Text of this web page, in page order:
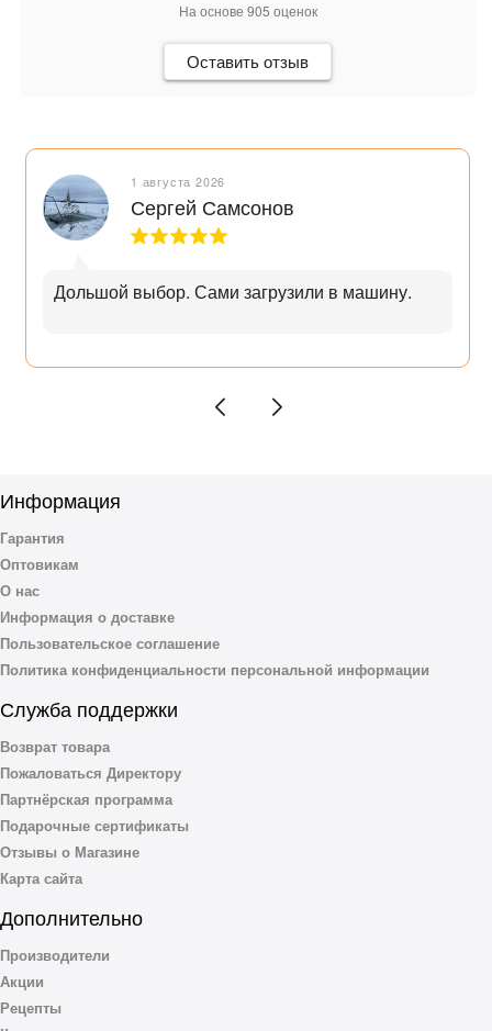
На основе 905 оценок
Оставить отзыв
1 августа 2026
Сергей Самсонов
Дольшой выбор. Сами загрузили в машину.
Информация
Гарантия
Оптовикам
О нас
Информация о доставке
Пользовательское соглашение
Политика конфиденциальности персональной информации
Служба поддержки
Возврат товара
Пожаловаться Директору
Партнёрская программа
Подарочные сертификаты
Отзывы о Магазине
Карта сайта
Дополнительно
Производители
Акции
Рецепты